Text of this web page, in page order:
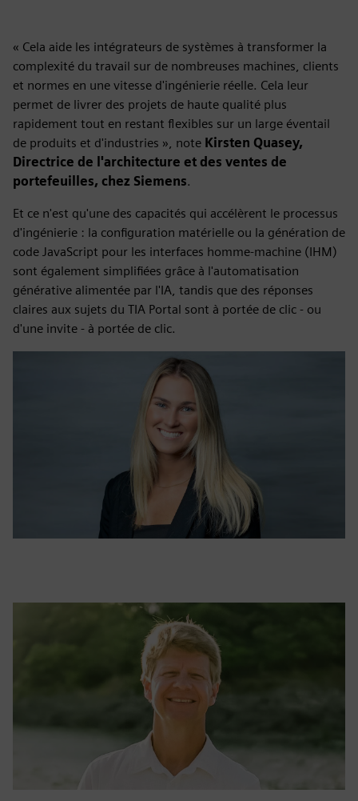
« Cela aide les intégrateurs de systèmes à transformer la
complexité du travail sur de nombreuses machines, clients
et normes en une vitesse d'ingénierie réelle. Cela leur
permet de livrer des projets de haute qualité plus
rapidement tout en restant flexibles sur un large éventail
de produits et d'industries », note Kirsten Quasey,
Directrice de l'architecture et des ventes de
portefeuilles, chez Siemens.
Et ce n'est qu'une des capacités qui accélèrent le processus
d'ingénierie : la configuration matérielle ou la génération de
code JavaScript pour les interfaces homme-machine (IHM)
sont également simplifiées grâce à l'automatisation
générative alimentée par l'IA, tandis que des réponses
claires aux sujets du TIA Portal sont à portée de clic - ou
d'une invite - à portée de clic.